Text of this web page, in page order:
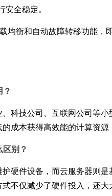
安全稳定。
均衡和自动故障转移功能，
？
科技公司、互联网公司等
成本获得高效能的计算资源
别？
硬件设备，而云服务器则
不仅减少了硬件投入，还大